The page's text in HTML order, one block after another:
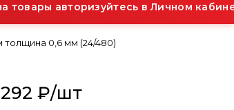
авторизуйтесь в Личном
0,6 мм (24/480)
292 ₽/шт